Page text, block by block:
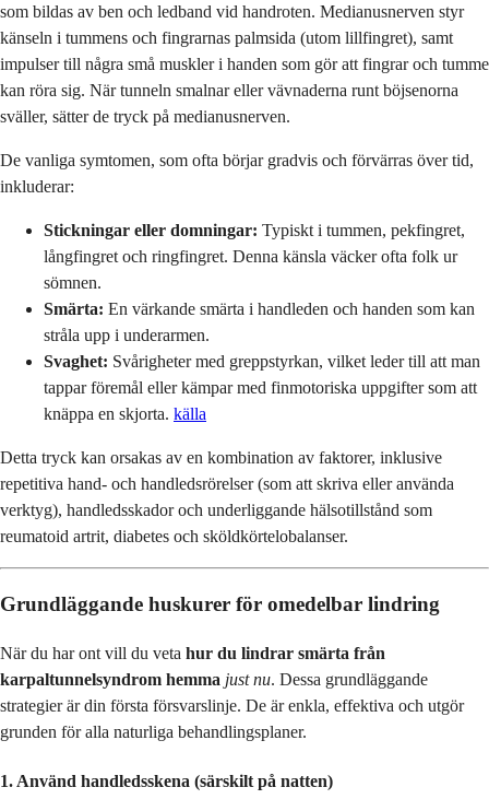
som bildas av ben och ledband vid handroten. Medianusnerven styr
känseln i tummens och fingrarnas palmsida (utom lillfingret), samt
impulser till några små muskler i handen som gör att fingrar och tumme
kan röra sig. När tunneln smalnar eller vävnaderna runt böjsenorna
sväller, sätter de tryck på medianusnerven.
De vanliga symtomen, som ofta börjar gradvis och förvärras över tid,
inkluderar:
Stickningar eller domningar: Typiskt i tummen, pekfingret,
långfingret och ringfingret. Denna känsla väcker ofta folk ur
sömnen.
Smärta: En värkande smärta i handleden och handen som kan
stråla upp i underarmen.
Svaghet: Svårigheter med greppstyrkan, vilket leder till att man
tappar föremål eller kämpar med finmotoriska uppgifter som att
knäppa en skjorta. källa
Detta tryck kan orsakas av en kombination av faktorer, inklusive
repetitiva hand- och handledsrörelser (som att skriva eller använda
verktyg), handledsskador och underliggande hälsotillstånd som
reumatoid artrit, diabetes och sköldkörtelobalanser.
Grundläggande huskurer för omedelbar lindring
När du har ont vill du veta hur du lindrar smärta från
karpaltunnelsyndrom hemma just nu. Dessa grundläggande
strategier är din första försvarslinje. De är enkla, effektiva och utgör
grunden för alla naturliga behandlingsplaner.
1. Använd handledsskena (särskilt på natten)